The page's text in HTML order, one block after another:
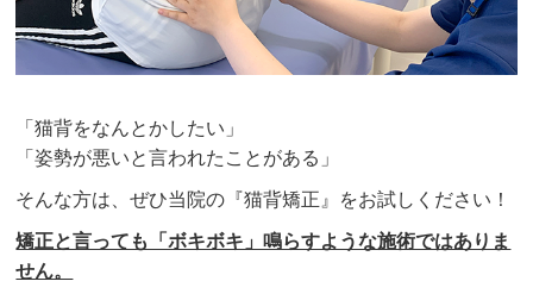
「猫背をなんとかしたい」
「姿勢が悪いと言われたことがある」
そんな方は、ぜひ当院の『猫背矯正』をお試しください！
矯正と言っても「ボキボキ」鳴らすような施術ではありま
せん。